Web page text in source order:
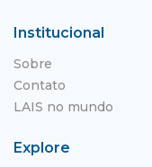
Institucional
Sobre
Contato
LAIS no mundo
Explore